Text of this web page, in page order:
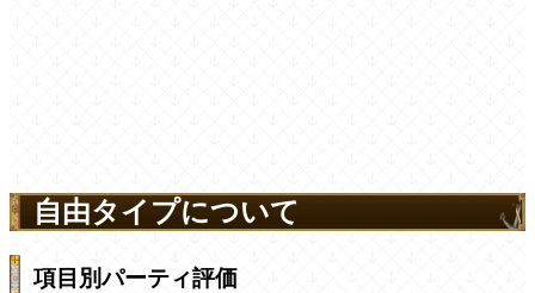
自由タイプについて
項目別パーティ評価